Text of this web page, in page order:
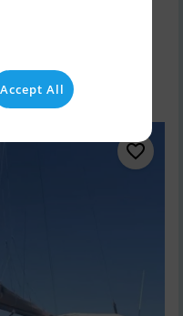
Accept All